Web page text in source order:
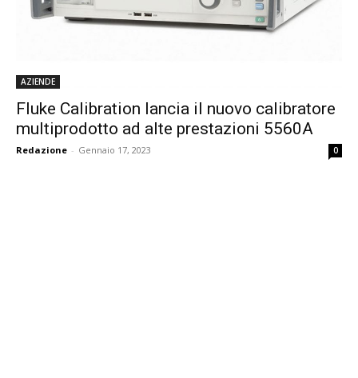
AZIENDE
Fluke Calibration lancia il nuovo calibratore
multiprodotto ad alte prestazioni 5560A
Redazione - Gennaio 17, 2023 0